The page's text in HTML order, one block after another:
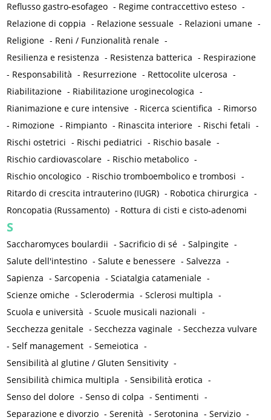
Reflusso gastro-esofageo - Regime contraccettivo esteso -
Relazione di coppia - Relazione sessuale - Relazioni umane -
Religione - Reni / Funzionalità renale -
Resilienza e resistenza - Resistenza batterica - Respirazione
- Responsabilità - Resurrezione - Rettocolite ulcerosa -
Riabilitazione - Riabilitazione uroginecologica -
Rianimazione e cure intensive - Ricerca scientifica - Rimorso
- Rimozione - Rimpianto - Rinascita interiore - Rischi fetali -
Rischi ostetrici - Rischi pediatrici - Rischio basale -
Rischio cardiovascolare - Rischio metabolico -
Rischio oncologico - Rischio tromboembolico e trombosi -
Ritardo di crescita intrauterino (IUGR) - Robotica chirurgica -
Roncopatia (Russamento) - Rottura di cisti e cisto-adenomi
S
Saccharomyces boulardii -Sacrificio di sé -Salpingite -
Salute dell'intestino -Salute e benessere -Salvezza -
Sapienza -Sarcopenia -Sciatalgia catameniale -
Scienze omiche -Sclerodermia -Sclerosi multipla -
Scuola e università -Scuole musicali nazionali -
Secchezza genitale -Secchezza vaginale -Secchezza vulvare
-Self management -Semeiotica -
Sensibilità al glutine / Gluten Sensitivity -
Sensibilità chimica multipla -Sensibilità erotica -
Senso del dolore -Senso di colpa -Sentimenti -
Separazione e divorzio -Serenità -Serotonina -Servizio -